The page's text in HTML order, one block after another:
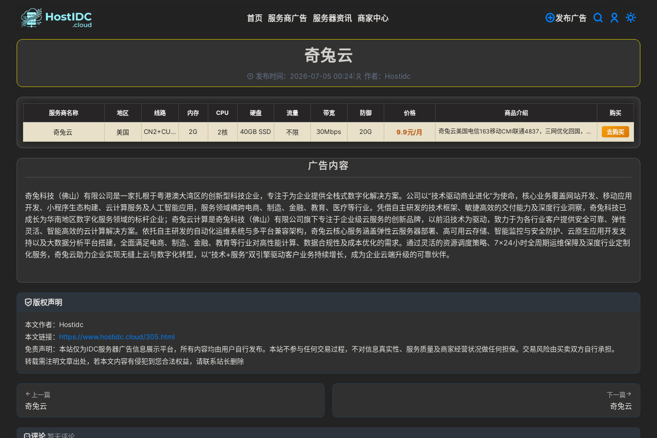
首页 服务商广告 服务器资讯 商家中心 发布广告
奇兔云
发布时间：2026-07-05 00:24| 作者：Hostidc
服务商名称 地区 线路 内存 CPU 硬盘 流量 带宽 防御 价格 商品介绍 购买
奇兔云 美国 CN2+CUVIP+CMI 2G 2核 40GB SSD 不限 30Mbps 20G 9.9元/月 奇兔云美国电信163移动CMI联通4837，三网优化回国，优… 去购买
广告内容
奇兔科技（佛山）有限公司是一家扎根于粤港澳大湾区的创新型科技企业，专注于为企业提供全栈式数字化解决方案。公司以“技术驱动商业进化”为使命，核心业务覆盖网站开发、移动应用
开发、小程序生态构建、云计算服务及人工智能应用，服务领域横跨电商、制造、金融、教育、医疗等行业。凭借自主研发的技术框架、敏捷高效的交付能力及深度行业洞察，奇兔科技已
成长为华南地区数字化服务领域的标杆企业；奇兔云计算是奇兔科技（佛山）有限公司旗下专注于企业级云服务的创新品牌，以前沿技术为驱动，致力于为各行业客户提供安全可靠、弹性
灵活、智能高效的云计算解决方案。依托自主研发的自动化运维系统与多平台兼容架构，奇兔云核心服务涵盖弹性云服务器部署、高可用云存储、智能监控与安全防护、云原生应用开发支
持以及大数据分析平台搭建，全面满足电商、制造、金融、教育等行业对高性能计算、数据合规性及成本优化的需求。通过灵活的资源调度策略、7×24小时全周期运维保障及深度行业定制
化服务，奇兔云助力企业实现无缝上云与数字化转型，以“技术+服务”双引擎驱动客户业务持续增长，成为企业云端升级的可靠伙伴。
版权声明
本文作者：Hostidc
本文链接： https://www.hostidc.cloud/305.html
免责声明：本站仅为IDC服务器广告信息展示平台，所有内容均由用户自行发布。本站不参与任何交易过程，不对信息真实性、服务质量及商家经营状况做任何担保。交易风险由买卖双方自行承担。
转载需注明文章出处，若本文内容有侵犯到您合法权益，请联系站长删除
上一篇
奇兔云
下一篇
奇兔云
暂无评论
登录
没有账号？立即注册
登录